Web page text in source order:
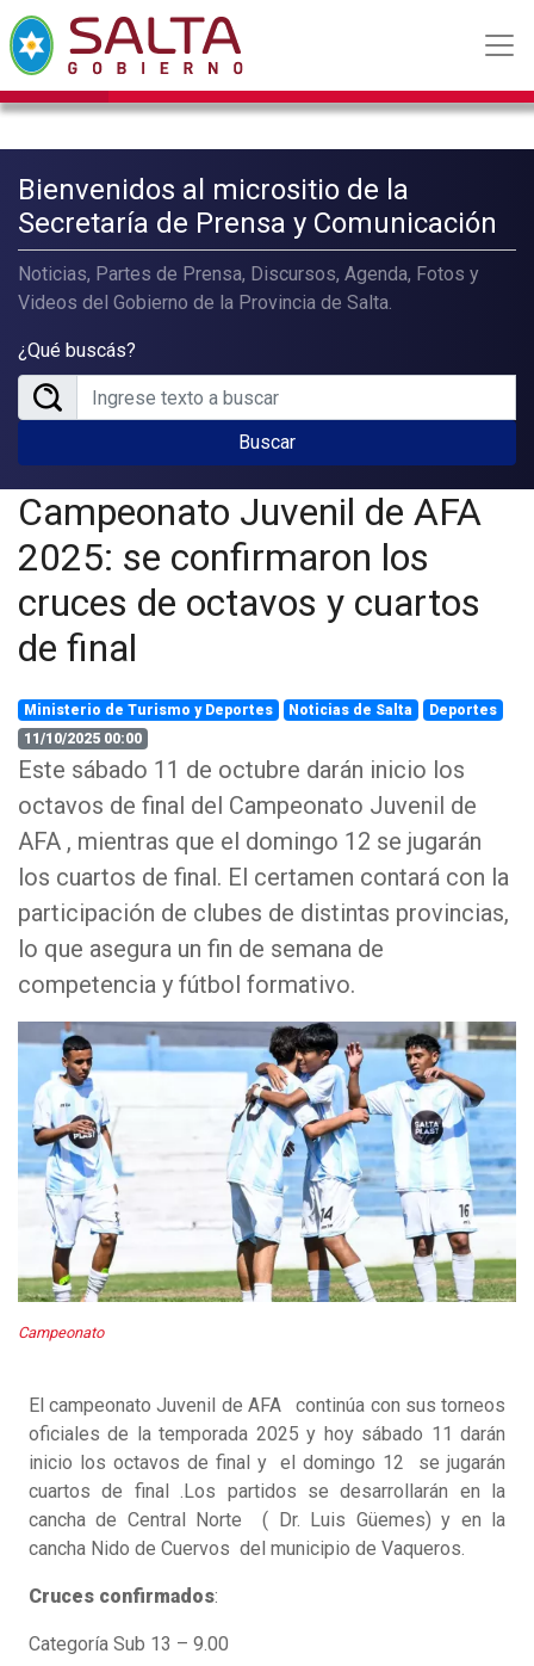
Bienvenidos al micrositio de la
Secretaría de Prensa y Comunicación
Noticias, Partes de Prensa, Discursos, Agenda, Fotos y
Videos del Gobierno de la Provincia de Salta.
¿Qué buscás?
Buscar
Campeonato Juvenil de AFA
2025: se confirmaron los
cruces de octavos y cuartos
de final
Ministerio de Turismo y Deportes Noticias de Salta
Deportes
11/10/2025 00:00
Este sábado 11 de octubre darán inicio los
octavos de final del Campeonato Juvenil de
AFA , mientras que el domingo 12 se jugarán
los cuartos de final. El certamen contará con la
participación de clubes de distintas provincias,
lo que asegura un fin de semana de
competencia y fútbol formativo.
Campeonato
El campeonato Juvenil de AFA continúa con sus torneos
oficiales de la temporada 2025 y hoy sábado 11 darán
inicio los octavos de final y el domingo 12 se jugarán
cuartos de final .Los partidos se desarrollarán en la
cancha de Central Norte ( Dr. Luis Güemes) y en la
cancha Nido de Cuervos del municipio de Vaqueros.
Cruces confirmados:
Categoría Sub 13 – 9.00